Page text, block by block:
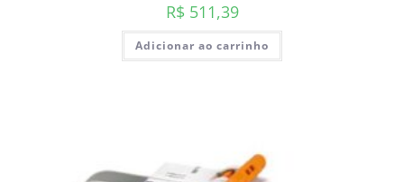
R$ 511,39
Adicionar ao carrinho